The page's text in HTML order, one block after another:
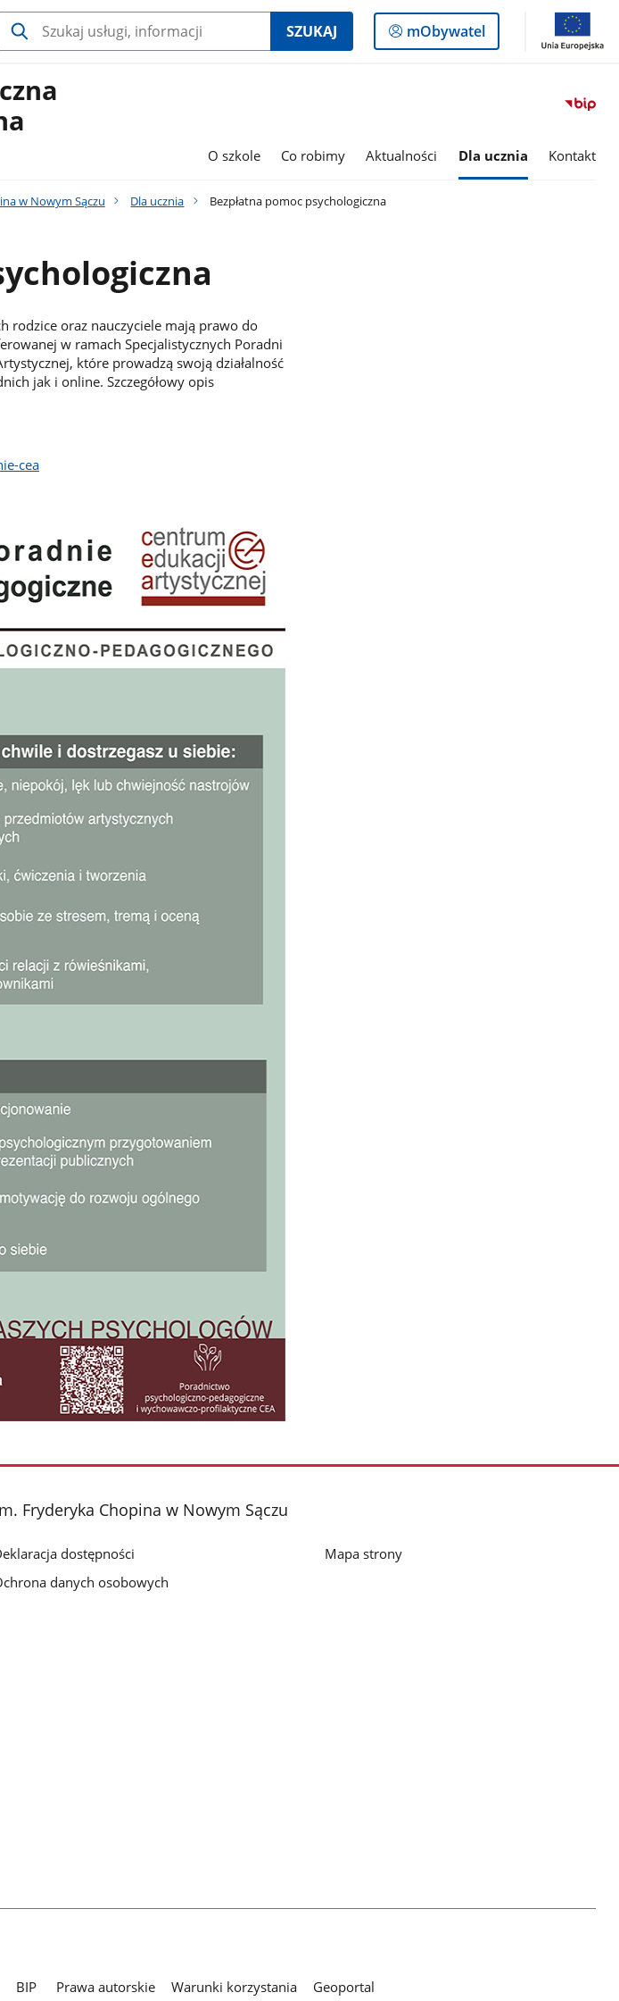
SZUKAJ
Logowanie
do
mObywatel
O szkole Co robimy Aktualności Dla ucznia Kontakt
w Nowym Sączu Dla ucznia Bezpłatna pomoc psychologiczna
rodzice oraz nauczyciele mają prawo do
w ramach Specjalistycznych Poradni
które prowadzą swoją działalność
jak i online. Szczegółowy opis
cea
Fryderyka Chopina w Nowym Sączu
dostępności
danych osobowych
Mapa strony
BIP Prawa autorskie Warunki korzystania Geoportal